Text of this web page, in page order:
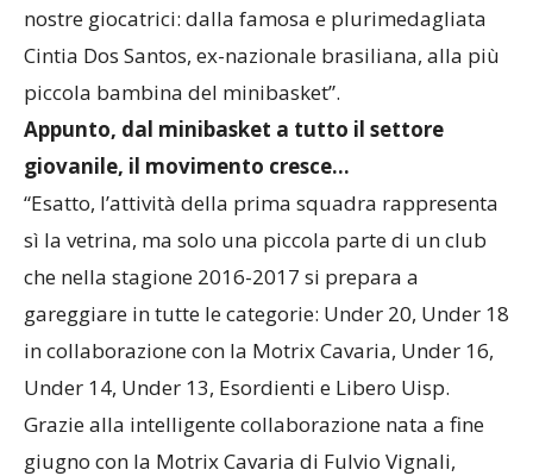
nostre giocatrici: dalla famosa e plurimedagliata
Cintia Dos Santos, ex-nazionale brasiliana, alla più
piccola bambina del minibasket”.
Appunto, dal minibasket a tutto il settore
giovanile, il movimento cresce…
“Esatto, l’attività della prima squadra rappresenta
sì la vetrina, ma solo una piccola parte di un club
che nella stagione 2016-2017 si prepara a
gareggiare in tutte le categorie: Under 20, Under 18
in collaborazione con la Motrix Cavaria, Under 16,
Under 14, Under 13, Esordienti e Libero Uisp.
Grazie alla intelligente collaborazione nata a fine
giugno con la Motrix Cavaria di Fulvio Vignali,